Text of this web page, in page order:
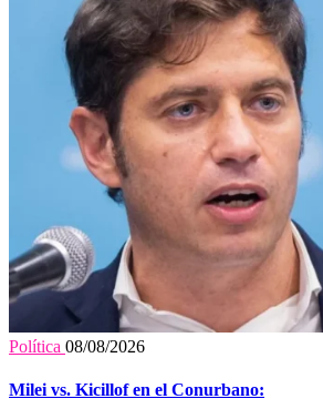
Política 08/08/2026
Milei vs. Kicillof en el Conurbano: